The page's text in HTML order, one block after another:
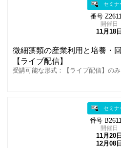
セミナ
番号
開催日
11月18日
微細藻類の産業利用と培養・
【ライブ配信】
受講可能な形式：【ライブ配信】のみ
セミナ
番号
開催日
11月20日
12月08日